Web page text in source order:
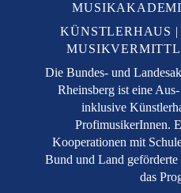
KÜNSTLERHAUS
Die Bundes- und
Rheinsberg ist eine
inklusive
ProfimusikerInnen.
Kooperationen mit
Bund und Land
das